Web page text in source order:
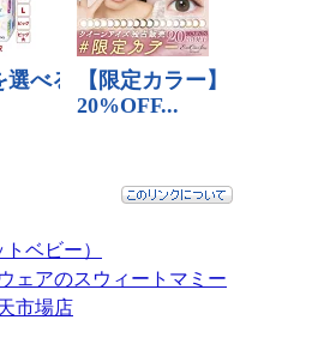
ベビー）
ェアのスウィートマミー
市場店